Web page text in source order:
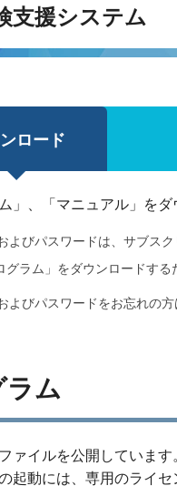
支援システム
ロード
」、「マニュアル」を
よびパスワードは、サブス
グラム」をダウンロードす
よびパスワードをお忘れの方
ム
ァイルを公開しています。
起動には、専用のライセ